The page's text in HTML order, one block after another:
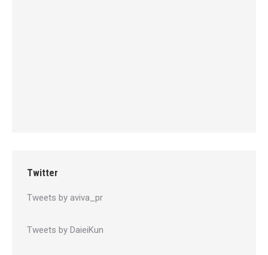
Twitter
Tweets by aviva_pr
Tweets by DaieiKun